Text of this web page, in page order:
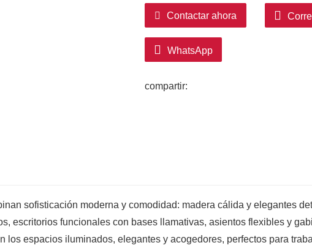
Contactar ahora
WhatsApp
compartir:
sofisticación moderna y comodidad: madera cálida y elegantes
escritorios funcionales con bases llamativas, asientos flexibles y
los espacios iluminados, elegantes y acogedores, perfectos para